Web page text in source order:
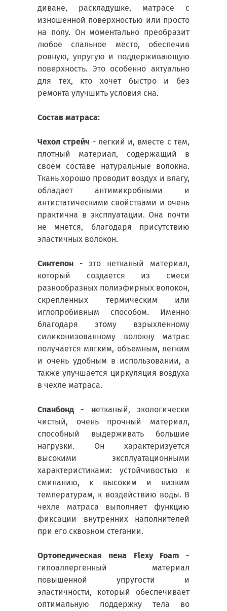
диване, раскладушке, матрасе с
изношенной поверхностью или просто
на полу. Он моментально преобразит
любое спальное место, обеспечив
ровную, упругую и поддерживающую
поверхность. Это особенно актуально
для тех, кто хочет быстро и без
ремонта улучшить условия сна.
Состав матраса:
Чехол стрейч - легкий и, вместе с тем,
плотный материал, содержащий в
своем составе натуральные волокна.
Ткань хорошо проводит воздух и влагу,
обладает антимикробными и
антистатическими свойствами и очень
практична в эксплуатации. Она почти
не мнется, благодаря присутствию
эластичных волокон.
Синтепон - это нетканый материал,
который создается из смеси
разнообразных полиэфирных волокон,
скрепленных термическим или
иглопробивным способом. Именно
благодаря этому взрыхленному
силиконизованному волокну матрас
получается мягким, объемным, легким
и очень удобным в использовании, а
также улучшается циркуляция воздуха
в чехле матраса.
Спанбонд - нетканый, экологически
чистый, очень прочный материал,
способный выдерживать большие
нагрузки. Он характеризуется
высокими эксплуатационными
характеристиками: устойчивостью к
сминанию, к высоким и низким
температурам, к воздействию воды. В
чехле матраса выполняет функцию
фиксации внутренних наполнителей
при его сквозном стегании.
Ортопедическая пена Flexy Foam -
гипоаллергенный материал
повышенной упругости и
эластичности, который обеспечивает
оптимальную поддержку тела во